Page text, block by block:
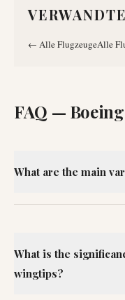
← Alle FlugzeugeAlle
FAQ — Boeing
What are the main
What is the
wingtips?